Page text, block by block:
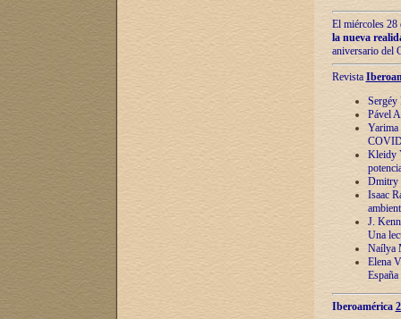
El miércoles 28
la nueva
aniversario del
Revista
Sergéy
Pável
Yarima
Kleidy
Dmitry
Isaac
J.
Una
Naílya
Elena
España
Iberoamérica